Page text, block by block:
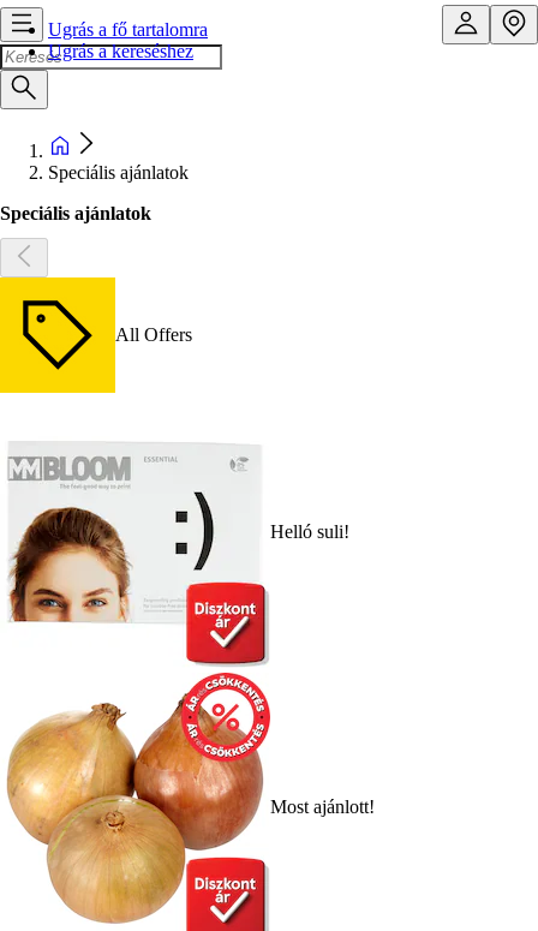
Ugrás a fő tartalomra
Ugrás a kereséshez
Speciális ajánlatok
Speciális ajánlatok
All Offers
Helló suli!
Most ajánlott!